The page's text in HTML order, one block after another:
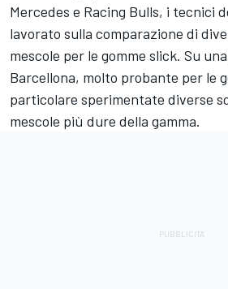
Mercedes e Racing Bulls, i tecnici
lavorato sulla comparazione di
mescole per le gomme slick. Su
Barcellona, molto probante per le
particolare sperimentate diverse
mescole più dure della gamma.